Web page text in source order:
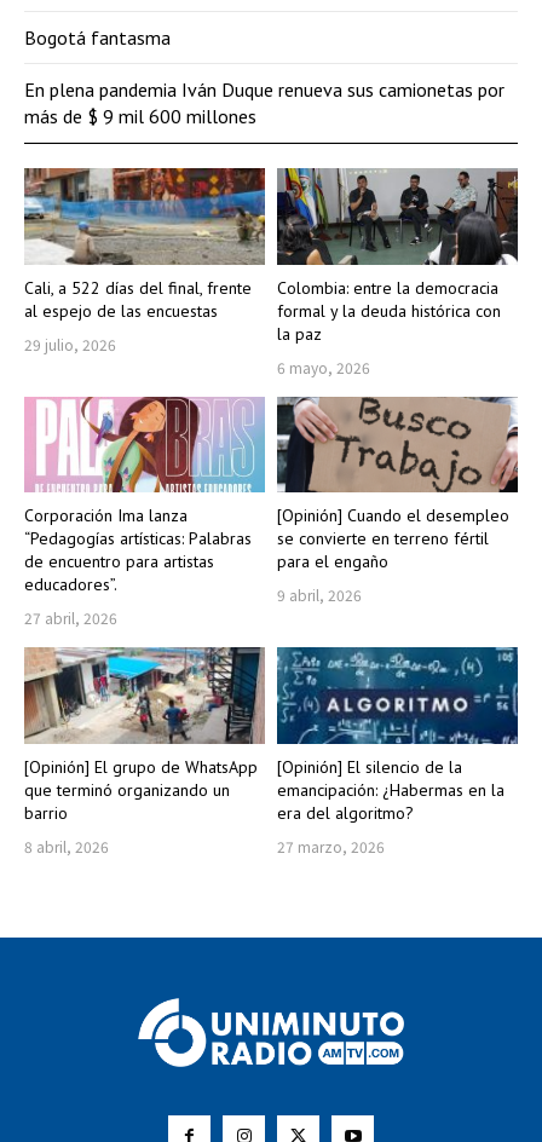
Cali, a 522 días del final, frente
al espejo de las encuestas
29 julio, 2026
Colombia: entre la democracia
formal y la deuda histórica con
la paz
6 mayo, 2026
Corporación Ima lanza
“Pedagogías artísticas: Palabras
de encuentro para artistas
educadores”.
27 abril, 2026
[Opinión] Cuando el desempleo
se convierte en terreno fértil
para el engaño
9 abril, 2026
[Opinión] El grupo de WhatsApp
que terminó organizando un
barrio
8 abril, 2026
[Opinión] El silencio de la
emancipación: ¿Habermas en la
era del algoritmo?
27 marzo, 2026
Bogotá fantasma
En plena pandemia Iván Duque renueva sus camionetas por
más de $ 9 mil 600 millones